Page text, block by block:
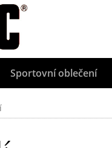
Sportovní oblečení